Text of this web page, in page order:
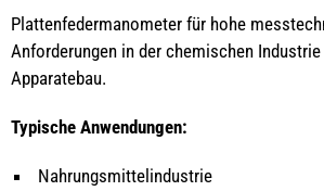
Plattenfedermanometer für hohe
Anforderungen in der chemischen
Apparatebau.
Typische Anwendungen:
Nahrungsmittelindustrie